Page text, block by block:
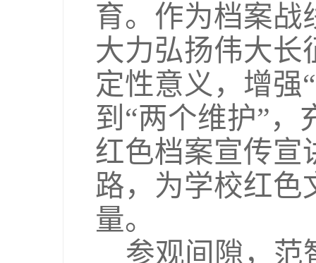
育。作为档案战
大力弘扬伟大长
定性意义，增强
到“两个维护”
红色档案宣传宣
路，为学校红色
量。
参观间隙，范